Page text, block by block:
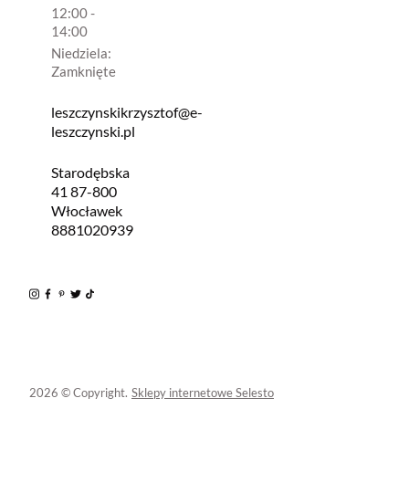
12:00 -
14:00
Niedziela:
Zamknięte
leszczynskikrzysztof@e-
leszczynski.pl
Starodębska
41 87-800
Włocławek
8881020939
2026 © Copyright. Sklepy internetowe Selesto